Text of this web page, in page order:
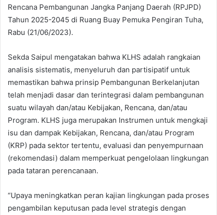
Rencana Pembangunan Jangka Panjang Daerah (RPJPD)
Tahun 2025-2045 di Ruang Buay Pemuka Pengiran Tuha,
Rabu (21/06/2023).
Sekda Saipul mengatakan bahwa KLHS adalah rangkaian
analisis sistematis, menyeluruh dan partisipatif untuk
memastikan bahwa prinsip Pembangunan Berkelanjutan
telah menjadi dasar dan terintegrasi dalam pembangunan
suatu wilayah dan/atau Kebijakan, Rencana, dan/atau
Program. KLHS juga merupakan Instrumen untuk mengkaji
isu dan dampak Kebijakan, Rencana, dan/atau Program
(KRP) pada sektor tertentu, evaluasi dan penyempurnaan
(rekomendasi) dalam memperkuat pengelolaan lingkungan
pada tataran perencanaan.
“Upaya meningkatkan peran kajian lingkungan pada proses
pengambilan keputusan pada level strategis dengan